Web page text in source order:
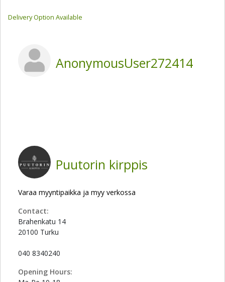
Delivery Option Available
AnonymousUser272414
Puutorin kirppis
Varaa myyntipaikka ja myy verkossa
Contact:
Brahenkatu 14
20100 Turku
040 8340240
Opening Hours: